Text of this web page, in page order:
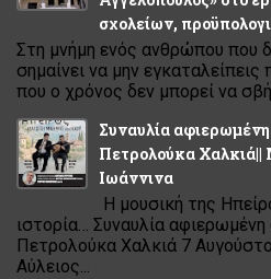
σχολείων,
Στη μνήμη ενός ανθρώπου που
σημαίνει να μην
που ο χρόνος δεν μπορεί να
Συναυλία
Πετρολούκα Χαλκιά||
Ιωάννινα
Η μουσική της
ιστορία… Συναυλία
Πετρολούκα Χαλκιά 7
Αύλειος...